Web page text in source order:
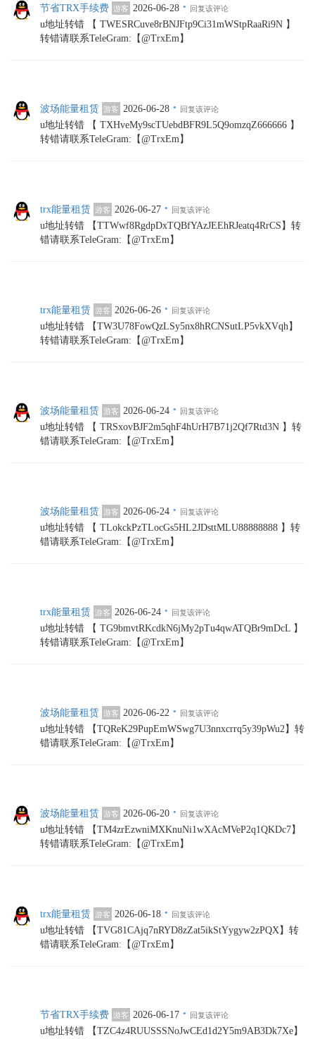
节省TRX手续费 游客 2026-06-28 · 回复该评论
u地址转错 【 TWESRCuve8rBNJFtp9Ci31mWStpRaaRi9N 】
转错请联系TeleGram:【@TrxEm】
波场能量租赁 游客 2026-06-28 · 回复该评论
u地址转错 【 TXHveMy9scTUebdBFR9L5Q9omzqZ666666 】
转错请联系TeleGram:【@TrxEm】
trx能量租赁 游客 2026-06-27 · 回复该评论
u地址转错 【TTWwf8RgdpDxTQBfYAzJEEhRJeatq4RrCS】转
错请联系TeleGram:【@TrxEm】
trx能量租赁 游客 2026-06-26 · 回复该评论
u地址转错 【TW3U78FowQzLSy5nx8hRCNSutLP5vkXVqh】
转错请联系TeleGram:【@TrxEm】
波场能量租赁 游客 2026-06-24 · 回复该评论
u地址转错 【 TRSxovBJF2m5qhF4hUrH7B71j2Qf7Rtd3N 】转
错请联系TeleGram:【@TrxEm】
波场能量租赁 游客 2026-06-24 · 回复该评论
u地址转错 【 TLokckPzTLocGs5HL2JDsttMLU88888888 】转
错请联系TeleGram:【@TrxEm】
trx能量租赁 游客 2026-06-24 · 回复该评论
u地址转错 【 TG9bmvtRKcdkN6jMy2pTu4qwATQBr9mDcL 】
转错请联系TeleGram:【@TrxEm】
波场能量租赁 游客 2026-06-22 · 回复该评论
u地址转错 【TQReK29PupEmWSwg7U3nnxcrrq5y39pWu2】转
错请联系TeleGram:【@TrxEm】
波场能量租赁 游客 2026-06-20 · 回复该评论
u地址转错 【TM4zrEzwniMXKnuNi1wXAcMVeP2q1QKDc7】
转错请联系TeleGram:【@TrxEm】
trx能量租赁 游客 2026-06-18 · 回复该评论
u地址转错 【TVG81CAjq7nRYD8zZat5ikStYygyw2zPQX】转
错请联系TeleGram:【@TrxEm】
节省TRX手续费 游客 2026-06-17 · 回复该评论
u地址转错 【TZC4z4RUUSSSNoJwCEd1d2Y5m9AB3Dk7Xe】